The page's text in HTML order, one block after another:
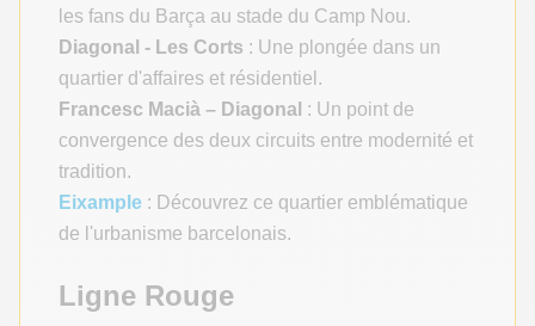
les fans du Barça au stade du Camp Nou.
Diagonal - Les Corts : Une plongée dans un
quartier d'affaires et résidentiel.
Francesc Macià – Diagonal : Un point de
convergence des deux circuits entre modernité et
tradition.
Eixample : Découvrez ce quartier emblématique
de l'urbanisme barcelonais.
Ligne Rouge